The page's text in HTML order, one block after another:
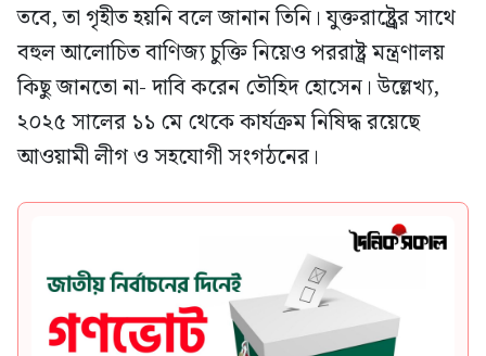
তবে, তা গৃহীত হয়নি বলে জানান তিনি। যুক্তরাষ্ট্র্রের সাথে
বহুল আলোচিত বাণিজ্য চুক্তি নিয়েও পররাষ্ট্র মন্ত্রণালয়
কিছু জানতো না- দাবি করেন তৌহিদ হোসেন। উল্লেখ্য,
২০২৫ সালের ১১ মে থেকে কার্যক্রম নিষিদ্ধ রয়েছে
আওয়ামী লীগ ও সহযোগী সংগঠনের।